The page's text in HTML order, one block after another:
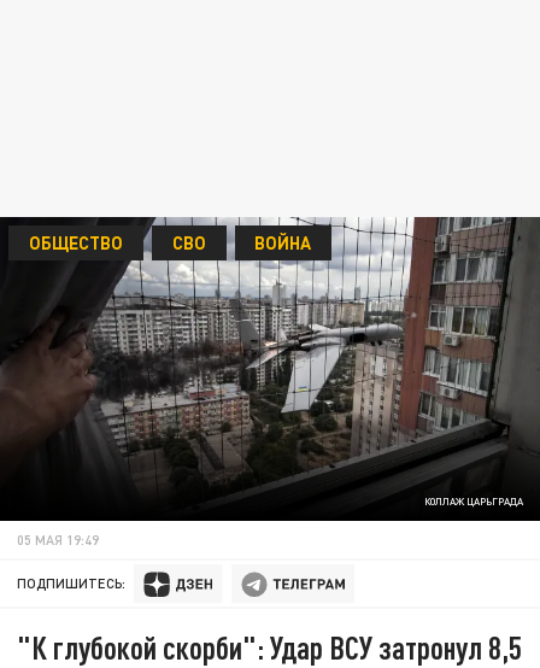
КОЛЛАЖ ЦАРЬГРАДА
ОБЩЕСТВО СВО ВОЙНА
05 МАЯ 19:49
ПОДПИШИТЕСЬ:
"К глубокой скорби": Удар ВСУ затронул 8,5